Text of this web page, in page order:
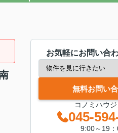
お気軽にお問い合
無料お問い
コノミハウ
045-
9:00～19